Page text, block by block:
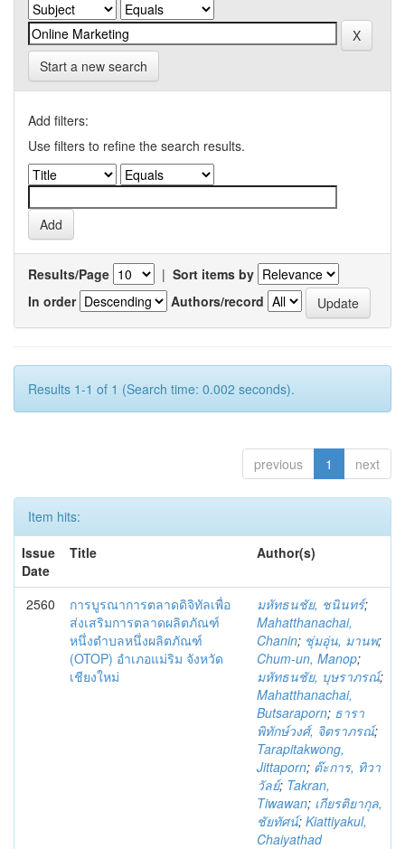
Start a new search
Add filters:
Use filters to refine the search results.
Results/Page | Sort items by
In order
Authors/record
Results 1-1 of 1 (Search time: 0.002 seconds).
previous 1 next
Item hits:
Issue
Date
Title Author(s)
2560
การบูรณาการตลาดดิจิทัลเพื่อ
ส่งเสริมการตลาดผลิตภัณฑ์
หนึ่งตำบลหนึ่งผลิตภัณฑ์
(OTOP) อำเภอแม่ริม จังหวัด
เชียงใหม่
มหัทธนชัย, ชนินทร์;
Mahatthanachai,
Chanin; ชุ่มอุ่น, มานพ;
Chum-un, Manop;
มหัทธนชัย, บุษราภรณ์;
Mahatthanachai,
Butsaraporn; ธารา
พิทักษ์วงศ์, จิตราภรณ์;
Tarapitakwong,
Jittaporn; ต๊ะการ, ทิวา
วัลย์; Takran,
Tiwawan; เกียรติยากุล,
ชัยทัศน์; Kiattiyakul,
Chaiyathad